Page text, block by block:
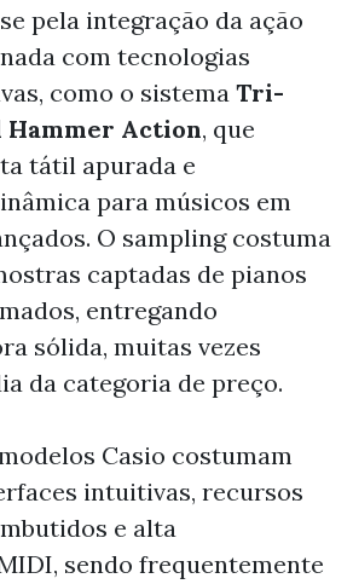
pela integração da ação
com tecnologias
como o sistema Tri-
Hammer Action, que
tátil apurada e
para músicos em
O sampling costuma
captadas de pianos
entregando
sólida, muitas vezes
da categoria de preço.
Casio costumam
intuitivas, recursos
e alta
sendo frequentemente